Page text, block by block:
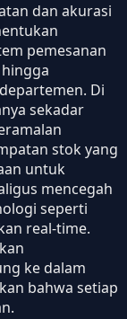
dan akurasi
pemesanan
Di
sekadar
stok yang
untuk
mencegah
seperti
real-time.
ke dalam
bahwa setiap